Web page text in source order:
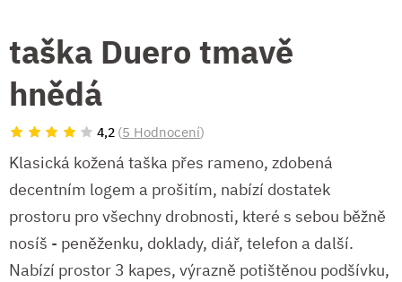
taška Duero tmavě
hnědá
4,2 (5 Hodnocení)
Klasická kožená taška přes rameno, zdobená
decentním logem a prošitím, nabízí dostatek
prostoru pro všechny drobnosti, které s sebou běžně
nosíš - peněženku, doklady, diář, telefon a další.
Nabízí prostor 3 kapes, výrazně potištěnou podšívku,